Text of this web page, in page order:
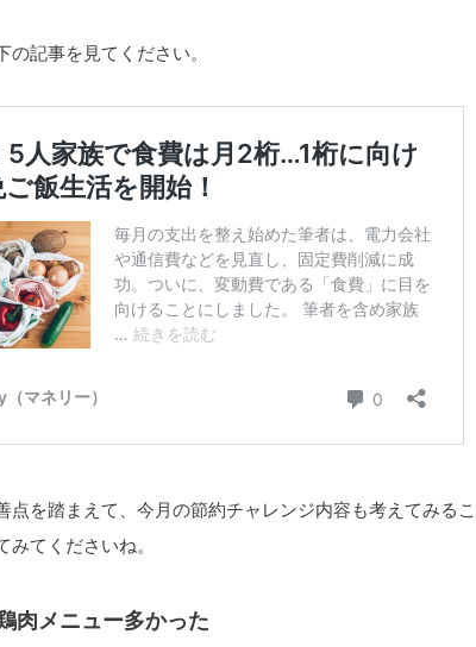
記事を見てください。
点を踏まえて、今月の節約チャレンジ内容も考えてみる
てくださいね。
肉メニュー多かった